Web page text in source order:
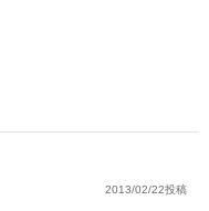
2013/02/22投稿